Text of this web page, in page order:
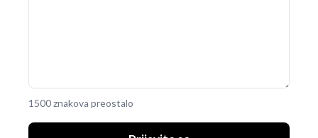
1500 znakova preostalo